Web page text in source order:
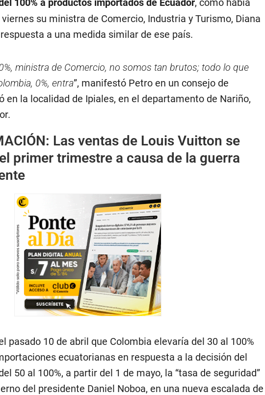
100% a productos importados de Ecuador, como había
su ministra de Comercio, Industria y Turismo, Diana
a una medida similar de ese país.
ministra de Comercio, no somos tan brutos; todo lo que
0%, entra”, manifestó Petro en un consejo de
en la localidad de Ipiales, en el departamento de Nariño,
Las ventas de Louis Vuitton se
primer trimestre a causa de la guerra
pasado 10 de abril que Colombia elevaría del 30 al 100%
ecuatorianas en respuesta a la decisión del
50 al 100%, a partir del 1 de mayo, la “tasa de seguridad”
del presidente Daniel Noboa, en una nueva escalada de